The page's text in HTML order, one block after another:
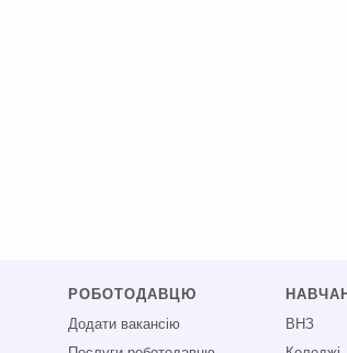
РОБОТОДАВЦЮ
Додати вакансію
ВНЗ